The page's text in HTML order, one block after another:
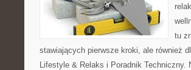
tu
stawiających pierwsze kroki, ale również
Lifestyle & Relaks i Poradnik Techniczny.